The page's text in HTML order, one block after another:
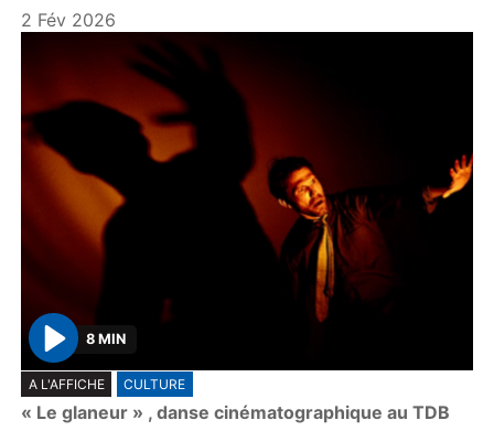
y
2 Fév 2026
P
l
a
8 MIN
A L'AFFICHE CULTURE
« Le glaneur » , danse cinématographique au TDB